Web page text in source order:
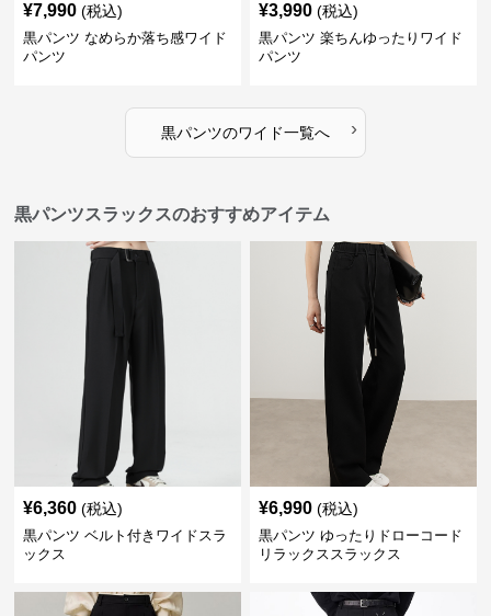
¥7,990 (税込)
黒パンツ なめらか落ち感ワイド
パンツ
¥3,990 (税込)
黒パンツ 楽ちんゆったりワイド
パンツ
黒パンツのワイド一覧へ ›
黒パンツスラックスのおすすめアイテム
¥6,360 (税込)
黒パンツ ベルト付きワイドスラ
ックス
¥6,990 (税込)
黒パンツ ゆったりドローコード
リラックススラックス